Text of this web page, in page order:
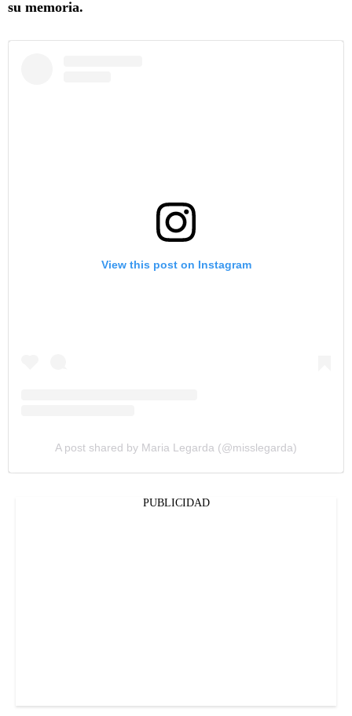
su memoria.
View this post on Instagram
A post shared by Maria Legarda (@misslegarda)
PUBLICIDAD